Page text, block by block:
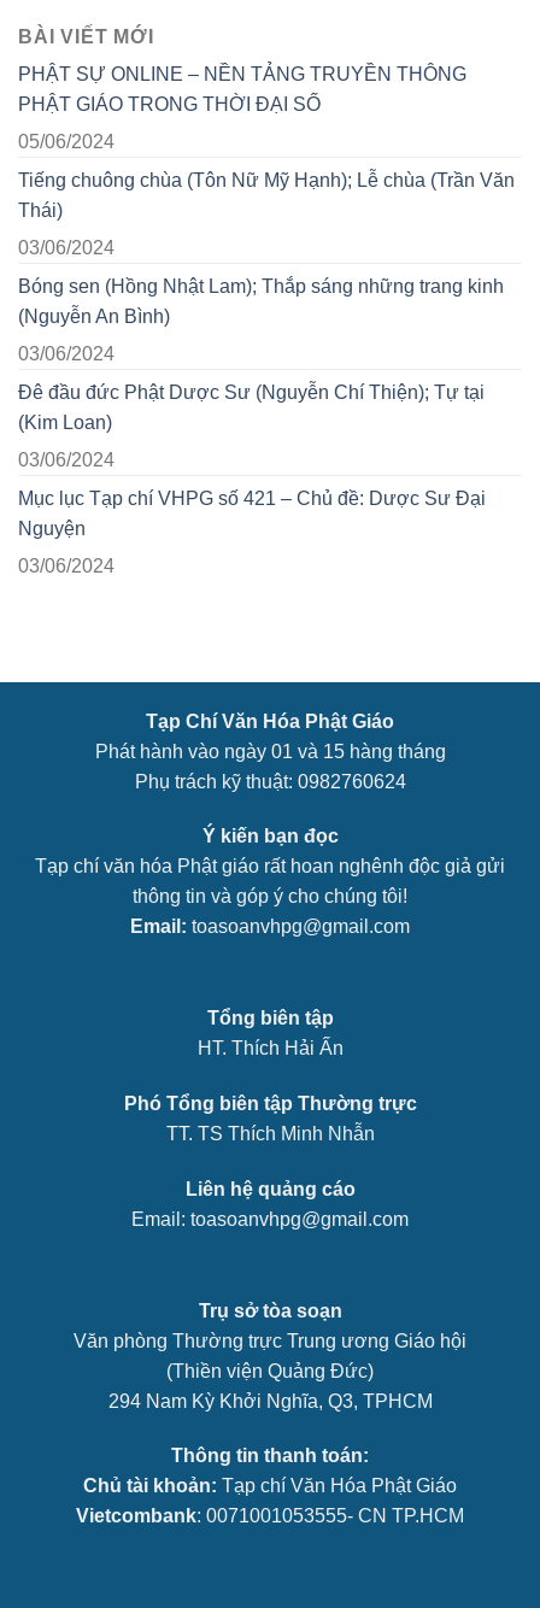
BÀI VIẾT MỚI
PHẬT SỰ ONLINE – NỀN TẢNG TRUYỀN THÔNG
PHẬT GIÁO TRONG THỜI ĐẠI SỐ
05/06/2024
Tiếng chuông chùa (Tôn Nữ Mỹ Hạnh); Lễ chùa (Trần Văn
Thái)
03/06/2024
Bóng sen (Hồng Nhật Lam); Thắp sáng những trang kinh
(Nguyễn An Bình)
03/06/2024
Đê đầu đức Phật Dược Sư (Nguyễn Chí Thiện); Tự tại
(Kim Loan)
03/06/2024
Mục lục Tạp chí VHPG số 421 – Chủ đề: Dược Sư Đại
Nguyện
03/06/2024
Tạp Chí Văn Hóa Phật Giáo
Phát hành vào ngày 01 và 15 hàng tháng
Phụ trách kỹ thuật: 0982760624
Ý kiến bạn đọc
Tạp chí văn hóa Phật giáo rất hoan nghênh độc giả gửi
thông tin và góp ý cho chúng tôi!
Email: toasoanvhpg@gmail.com
Tổng biên tập
HT. Thích Hải Ấn
Phó Tổng biên tập Thường trực
TT. TS Thích Minh Nhẫn
Liên hệ quảng cáo
Email: toasoanvhpg@gmail.com
Trụ sở tòa soạn
Văn phòng Thường trực Trung ương Giáo hội
(Thiền viện Quảng Đức)
294 Nam Kỳ Khởi Nghĩa, Q3, TPHCM
Thông tin thanh toán:
Chủ tài khoản: Tạp chí Văn Hóa Phật Giáo
Vietcombank: 0071001053555- CN TP.HCM